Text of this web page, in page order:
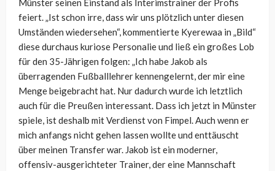
Münster seinen Einstand als Interimstrainer der Profis
feiert.„Ist schon irre, dass wir uns plötzlich unter diesen
Umständen wiedersehen“, kommentierte Kyerewaa in „Bild“
diese durchaus kuriose Personalie und ließ ein großes Lob
für den 35-Jährigen folgen: „Ich habe Jakob als
überragenden Fußballlehrer kennengelernt, der mir eine
Menge beigebracht hat. Nur dadurch wurde ich letztlich
auch für die Preußen interessant. Dass ich jetzt in Münster
spiele, ist deshalb mit Verdienst von Fimpel. Auch wenn er
mich anfangs nicht gehen lassen wollte und enttäuscht
über meinen Transfer war. Jakob ist ein moderner,
offensiv-ausgerichteter Trainer, der eine Mannschaft